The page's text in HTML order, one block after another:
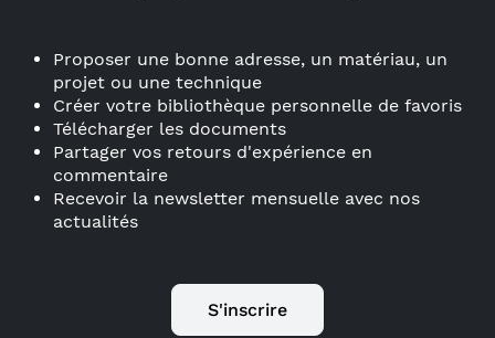
Proposer une bonne adresse, un matériau, un
projet ou une technique
Créer votre bibliothèque personnelle de favoris
Télécharger les documents
Partager vos retours d'expérience en
commentaire
Recevoir la newsletter mensuelle avec nos
actualités
S'inscrire